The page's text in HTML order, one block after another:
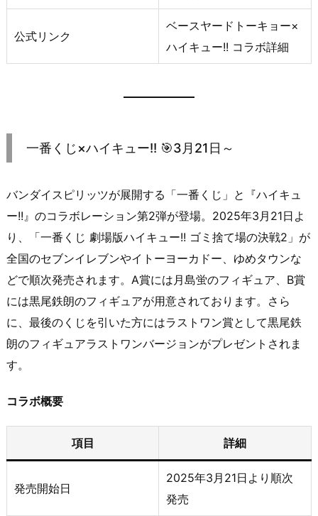
公式リンク
ベースヤードトーキョー×
ハイキュー!! コラボ詳細
一番くじ×ハイキュー!! 🎯3月21日～
バンダイスピリッツが展開する「一番くじ」と『ハイキュ
ー!!』のコラボレーション第2弾が登場。​2025年3月21日よ
り、「一番くじ 劇場版ハイキュー!! ゴミ捨て場の決戦2」が
全国のセブンイレブンやイトーヨーカドー、ゆめタウンな
どで順次発売されます。​A賞には月島蛍のフィギュア、B賞
には黒尾鉄朗のフィギュアが用意されております。​さら
に、最後のくじを引いた方にはラストワン賞として黒尾鉄
朗のフィギュアラストワンバージョンがプレゼントされま
す。
コラボ概要
項目 詳細
発売開始日
2025年3月21日より順次
発売